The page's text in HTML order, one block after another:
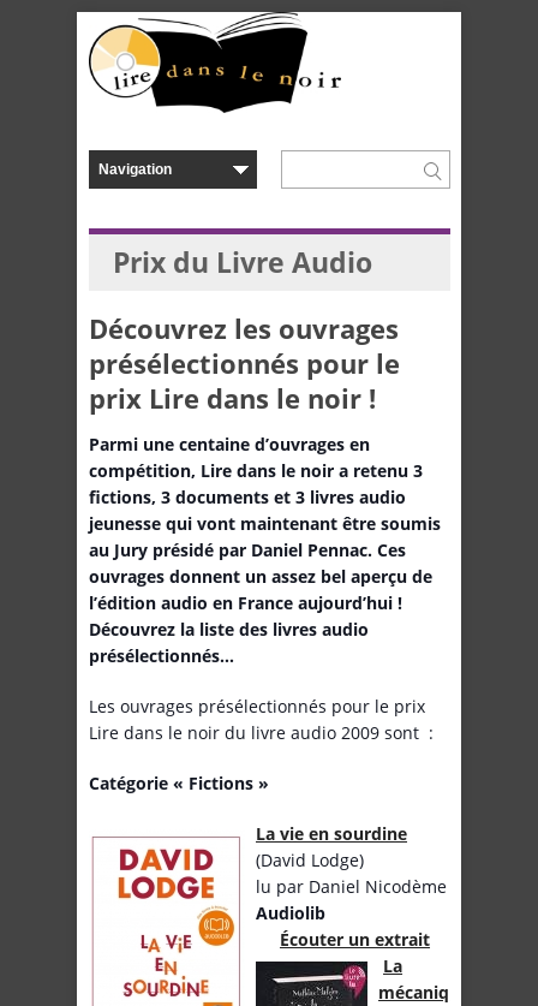
Prix du Livre Audio
Découvrez les ouvrages
présélectionnés pour le
prix Lire dans le noir !
Parmi une centaine d’ouvrages en
compétition, Lire dans le noir a retenu 3
fictions, 3 documents et 3 livres audio
jeunesse qui vont maintenant être soumis
au Jury présidé par Daniel Pennac. Ces
ouvrages donnent un assez bel aperçu de
l’édition audio en France aujourd’hui !
Découvrez la liste des livres audio
présélectionnés…
Les ouvrages présélectionnés pour le prix
Lire dans le noir du livre audio 2009 sont :
Catégorie « Fictions »
La vie en sourdine
(David Lodge)
lu par Daniel Nicodème
Audiolib
Écouter un extrait
La
mécaniq